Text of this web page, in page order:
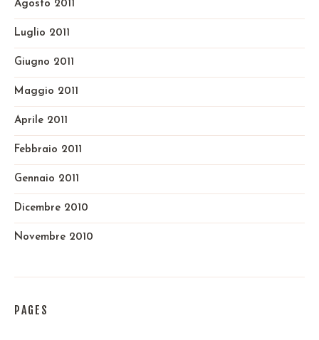
Agosto 2011
Luglio 2011
Giugno 2011
Maggio 2011
Aprile 2011
Febbraio 2011
Gennaio 2011
Dicembre 2010
Novembre 2010
PAGES